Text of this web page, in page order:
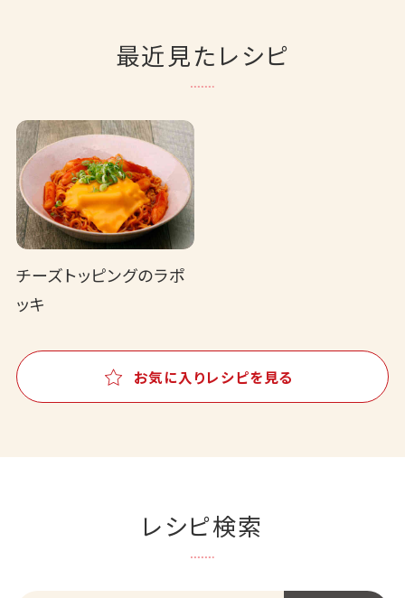
最近見たレシピ
チーズトッピングのラポ
ッキ
お気に入りレシピを見る
レシピ検索